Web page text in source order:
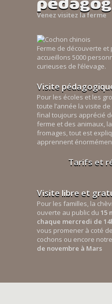
Venez visitez la ferme
Ferme de découverte
accueillons 5000
curieuses de l’élevage.
Visite
Pour les écoles et les
toute l’année la visite
final toujours apprécié
ferme et des animaux,
fromages, tout est
apprennent
Tarifs et
Visite libre et
Pour les familles, la
ouverte au public du 15
chaque mercredi de
vous promener à coté
cochons ou encore
de novembre à Mars